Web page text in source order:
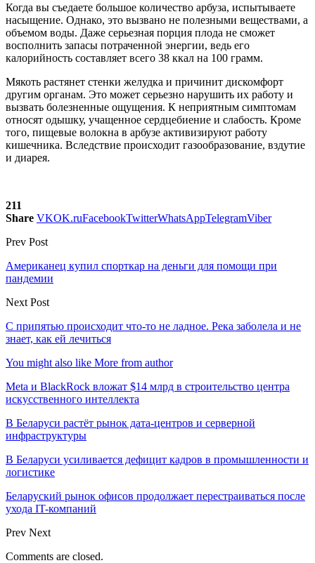
Когда вы съедаете большое количество арбуза, испытываете
насыщение. Однако, это вызвано не полезными веществами, а
объемом воды. Даже серьезная порция плода не сможет
восполнить запасы потраченной энергии, ведь его
калорийность составляет всего 38 ккал на 100 грамм.
Мякоть растянет стенки желудка и причинит дискомфорт
другим органам. Это может серьезно нарушить их работу и
вызвать болезненные ощущения. К неприятным симптомам
относят одышку, учащенное сердцебиение и слабость. Кроме
того, пищевые волокна в арбузе активизируют работу
кишечника. Вследствие происходит газообразование, вздутие
и диарея.
211
Share VKOK.ruFacebookTwitterWhatsAppTelegramViber
Prev Post
Американец купил спорткар на деньги для помощи при
пандемии
Next Post
С припятью происходит что-то не ладное. Река заболела и не
знает, как ей лечиться
You might also like More from author
Meta и BlackRock вложат $14 млрд в строительство центра
искусственного интеллекта
В Беларуси растёт рынок дата-центров и серверной
инфраструктуры
В Беларуси усиливается дефицит кадров в промышленности и
логистике
Беларуский рынок офисов продолжает перестраиваться после
ухода IT-компаний
Prev Next
Comments are closed.